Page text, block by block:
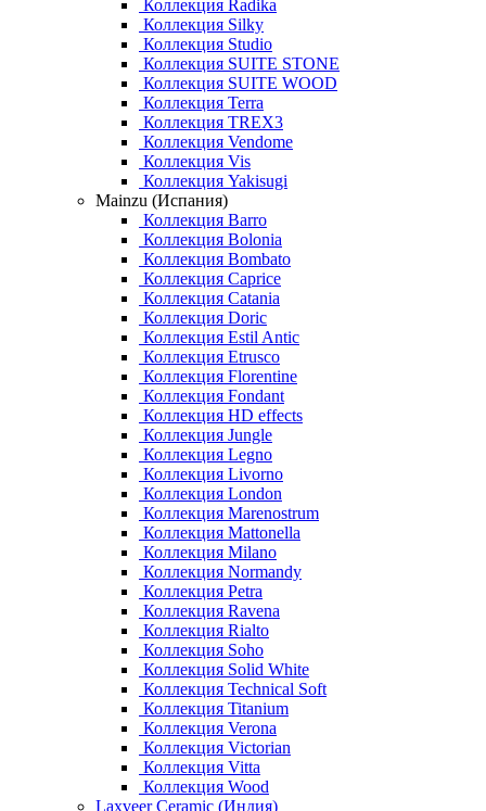
Коллекция Radika
Коллекция Silky
Коллекция Studio
Коллекция SUITE STONE
Коллекция SUITE WOOD
Коллекция Terra
Коллекция TREX3
Коллекция Vendome
Коллекция Vis
Коллекция Yakisugi
Mainzu (Испания)
Коллекция Barro
Коллекция Bolonia
Коллекция Bombato
Коллекция Caprice
Коллекция Catania
Коллекция Doric
Коллекция Estil Antic
Коллекция Etrusco
Коллекция Florentine
Коллекция Fondant
Коллекция HD effects
Коллекция Jungle
Коллекция Legno
Коллекция Livorno
Коллекция London
Коллекция Marenostrum
Коллекция Mattonella
Коллекция Milano
Коллекция Normandy
Коллекция Petra
Коллекция Ravena
Коллекция Rialto
Коллекция Soho
Коллекция Solid White
Коллекция Technical Soft
Коллекция Titanium
Коллекция Verona
Коллекция Victorian
Коллекция Vitta
Коллекция Wood
Laxveer Ceramic (Индия)